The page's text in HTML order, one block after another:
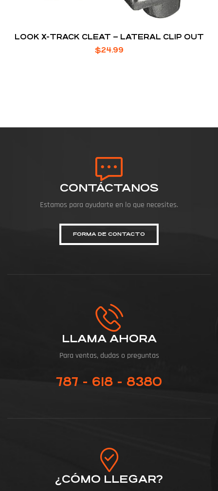
LOOK X-TRACK CLEAT – LATERAL CLIP OUT
$24.99
CONTÁCTANOS
Estamos para ayudarte en lo que necesites.
FORMA DE CONTACTO
LLAMA AHORA
Para ventas, dudas o preguntas
787 - 618 - 8380
¿CÓMO LLEGAR?